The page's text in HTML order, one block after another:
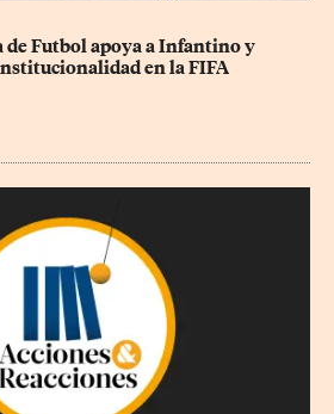
de Futbol apoya a Infantino y
en la FIFA